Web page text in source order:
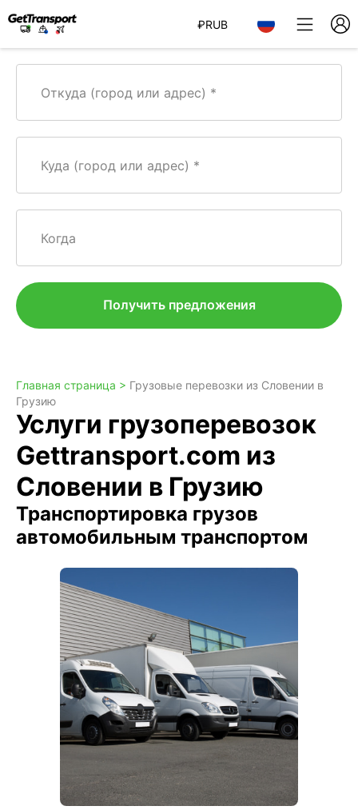
₽RUB
Откуда (город или адрес)
Куда (город или адрес)
Когда
Получить предложения
Главная страница > Грузовые перевозки из Словении в
Грузию
Услуги грузоперевозок
Gettransport.com из
Словении в Грузию
Транспортировка грузов
автомобильным транспортом